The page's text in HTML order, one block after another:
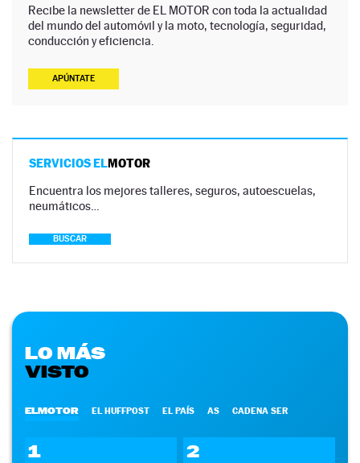
Recibe la newsletter de EL MOTOR con toda la actualidad
del mundo del automóvil y la moto, tecnología, seguridad,
conducción y eficiencia.
APÚNTATE
SERVICIOS ELMOTOR
Encuentra los mejores talleres, seguros, autoescuelas,
neumáticos…
BUSCAR
LO MÁS
VISTO
ELMOTOR EL HUFFPOST EL PAÍS AS CADENA SER
1 2